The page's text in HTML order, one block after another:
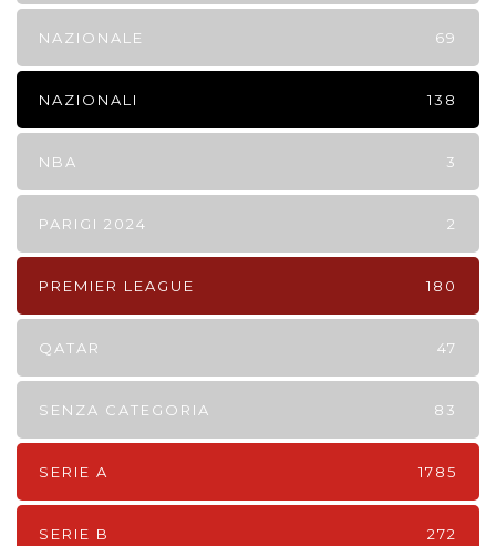
NAZIONALE 69
NAZIONALI 138
NBA 3
PARIGI 2024 2
PREMIER LEAGUE 180
QATAR 47
SENZA CATEGORIA 83
SERIE A 1785
SERIE B 272